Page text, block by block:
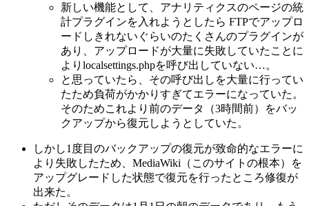
新しい機能として、アナリティクスのページの統
計プラグインを入れようとしたら FTPでアップロ
ードしきれないぐらいのたくさんのプラグインが
あり、アップロードが大量に失敗していたことに
よりlocalsettings.phpを呼び出していない…。
と思っていたら、その呼び出しを大量に行ってい
たため負荷がかかりすぎてエラーになっていた。
そのためこれより前のデータ（3時間前）をバッ
クアップから復元しようとしていた。
しかし1度目のバックアップの復元が致命的なエラーに
より失敗したため、MediaWiki（このサイトの根本）を
アップグレードした状態で復元を行ったところ修復が
出来た。